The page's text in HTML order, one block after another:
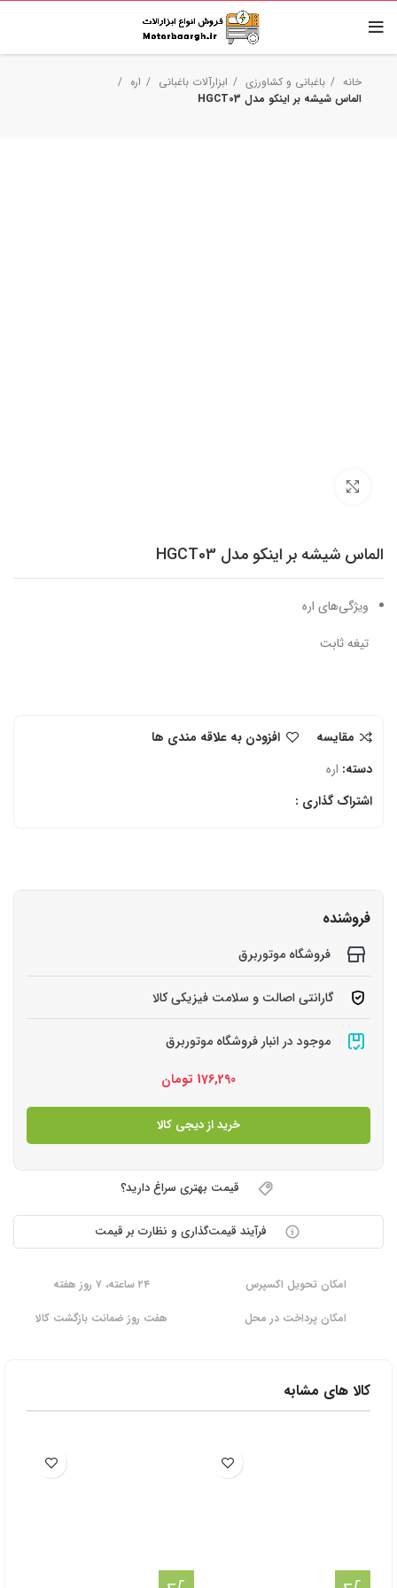
خانه باغبانی و کشاورزی ابزارآلات باغبانی
اره
الماس شیشه بر اینکو مدل HGCT03
الماس شیشه بر اینکو مدل HGCT03
ویژگی‌های اره
تیغه ثابت
مقایسه
افزودن به علاقه مندی ها
دسته: اره
اشتراک گذاری :
فروشنده
فروشگاه موتوربرق
گارانتی اصالت و سلامت فیزیکی کالا
موجود در انبار فروشگاه موتوربرق
176,290 تومان
خرید از دیجی کالا
قیمت بهتری سراغ دارید؟
فرآیند قیمت‌گذاری و نظارت بر قیمت
امکان تحویل اکسپرس
۲۴ ساعته، ۷ روز هفته
امکان پرداخت در محل
هفت روز ضمانت بازگشت کالا
کالا های مشابه